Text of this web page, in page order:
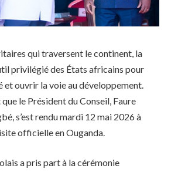
qui traversent le continent, la
privilégié des États africains pour
ouvrir la voie au développement.
le Président du Conseil, Faure
s’est rendu mardi 12 mai 2026 à
officielle en Ouganda.
a pris part à la cérémonie